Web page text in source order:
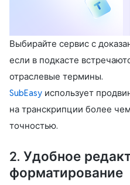
Выбирайте сервис с
если в подкасте
отраслевые термины.
SubEasy использует
на транскрипции более
точностью.
2. Удобное
форматирование